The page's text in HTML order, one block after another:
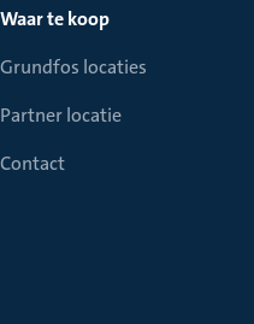
Waar te koop
Grundfos locaties
Partner locatie
Contact